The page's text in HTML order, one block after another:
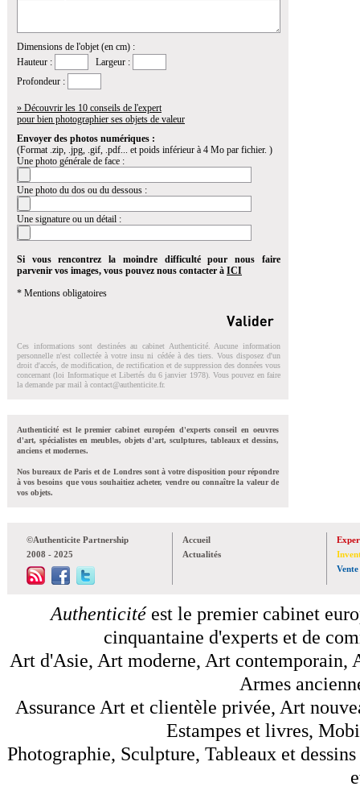
Dimensions de l'objet (en cm) :
Hauteur :
Largeur :
Profondeur :
» Découvrir les 10 conseils de l'expert
pour bien photographier ses objets de valeur
Envoyer des photos numériques :
(Format .zip, .jpg, .gif, .pdf... et poids inférieur à 4 Mo par fichier. )
Une photo générale de face :
Une photo du dos ou du dessous :
Une signature ou un détail :
Si vous rencontrez la moindre difficulté pour nous faire
parvenir vos images, vous pouvez nous contacter à ICI
* Mentions obligatoires
Ces informations sont destinées au cabinet Authenticité. Aucune information
personnelle n'est collectée à votre insu ni cédée à des tiers. Vous disposez d'un
droit d'accés, de modification, de rectification et de suppression des données vous
concernant (loi Informatique et Libertés du 6 janvier 1978). Vous pouvez en faire
la demande par mail à contact@authenticite.fr.
Authenticité est le premier cabinet européen d'experts conseil en oeuvres
d'art, spécialistes en meubles, objets d'art, sculptures, tableaux et dessins,
anciens et modernes.
Nos bureaux de Paris et de Londres sont à votre disposition pour répondre
à vos besoins que vous souhaitiez acheter, vendre ou connaître la valeur de
vos objets.
©Authenticite Partnership
2008 - 2025
Accueil
Actualités
Vente
Authenticitéest le premier cabinet
cinquantaine d'experts et de
Art d'Asie, Art moderne, Art contemporain,
Armes
Assurance Art et clientèle privée, Art
Estampes et livres,
Photographie, Sculpture, Tableaux et